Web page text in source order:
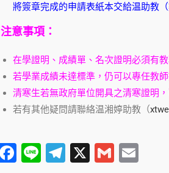
將簽章完成的申請表紙本交給温助教（
注意事項：
在學證明、成績單、名次證明必須有
若學業成績未達標準，仍可以專任教
清寒生若無政府單位開具之清寒證明
若有其他疑問請聯絡温湘婷助教（
F
Li
T
X
G